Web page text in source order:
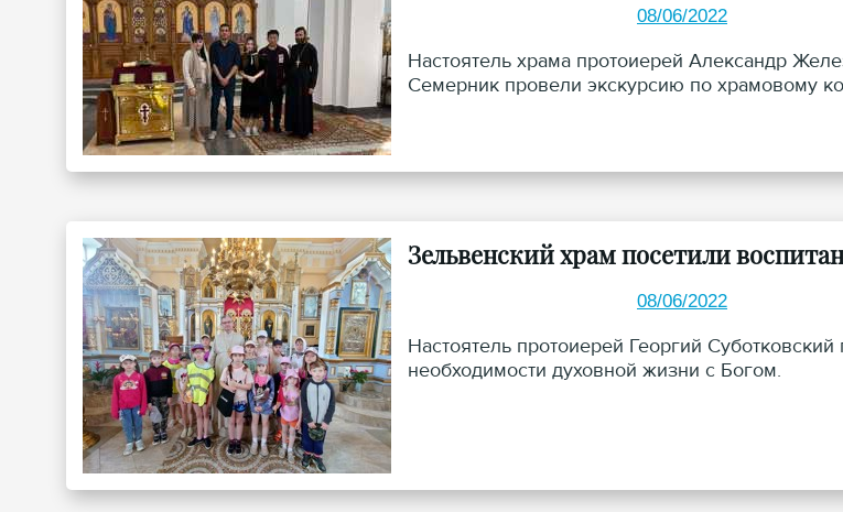
08/06/2022
Настоятель храма протоиерей Александр
Семерник провели экскурсию по храмовому
Зельвенский храм посетили
08/06/2022
Настоятель протоиерей Георгий
необходимости духовной жизни с Богом.